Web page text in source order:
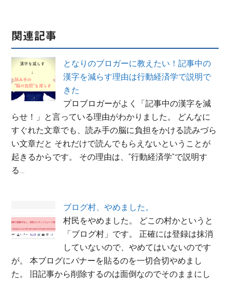
関連記事
となりのブロガーに教えたい！記事中の
漢字を減らす理由は行動経済学で説明で
きた
プロブロガーがよく「記事中の漢字を減
らせ！」と言っている理由がわかりました。 どんなに
すぐれた文章でも、読み手の脳に負担をかける読みづら
い文章だと それだけで読んでもらえないということが
起きるからです。 その理由は、"行動経済学"で説明す
る…
ブログ村、やめました。
村民をやめました。 どこの村かというと
「ブログ村」です。 正確には登録は抹消
していないので、やめてはいないのです
が。 本ブログにバナーを貼るのを一切合切やめまし
た。 旧記事から削除するのは面倒なのでそのままにし